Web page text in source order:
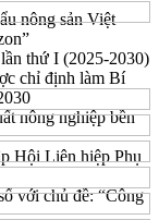
nông sản Việt
thứ I (2025-2030)
chỉ định làm Bí
nông nghiệp bền
Hội Liên hiệp Phụ
với chủ đề: “Công